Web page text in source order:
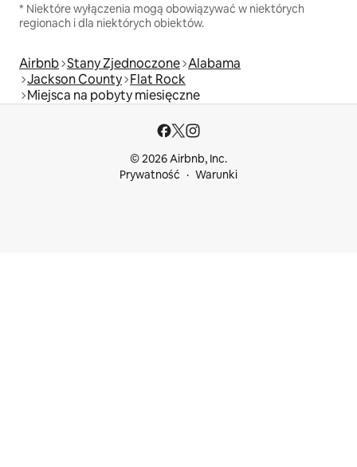
* Niektóre wyłączenia mogą obowiązywać w niektórych
regionach i dla niektórych obiektów.
Airbnb Stany Zjednoczone Alabama
Jackson County Flat Rock
Miejsca na pobyty miesięczne
© 2026 Airbnb, Inc.
Prywatność
Warunki